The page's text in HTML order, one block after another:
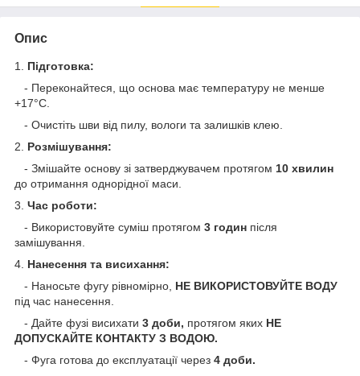
Опис
1.
Підготовка:
- Переконайтеся, що основа має температуру не менше
+17°С.
- Очистіть шви від пилу, вологи та залишків клею.
2.
Розмішування:
- Змішайте основу зі затверджувачем протягом 10 хвилин
до отримання однорідної маси.
3. Час роботи:
- Використовуйте суміш протягом 3 годин після
замішування.
4. Нанесення та висихання:
- Наносьте фугу рівномірно, НЕ ВИКОРИСТОВУЙТЕ ВОДУ
під час нанесення.
- Дайте фузі висихати 3 доби, протягом яких НЕ
ДОПУСКАЙТЕ КОНТАКТУ З ВОДОЮ.
- Фуга готова до експлуатації через 4 доби.